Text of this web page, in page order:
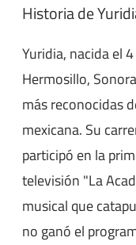
Historia de
Yuridia, nacida el
Hermosillo,
más reconocidas
mexicana. Su
participó en la
televisión "La
musical que
no ganó el